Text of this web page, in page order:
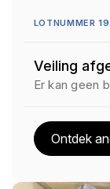
LOTNUMMER
Veiling
Er kan geen
Ontdek